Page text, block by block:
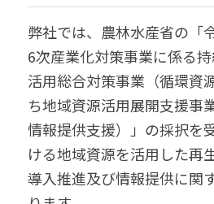
English
弊社では、農林水産省の「
6次産業化対策事業に係る
活用総合対策事業（循環資
ち地域資源活用展開支援事
情報提供支援）」の採択を
ける地域資源を活用した再
導入推進及び情報提供に関